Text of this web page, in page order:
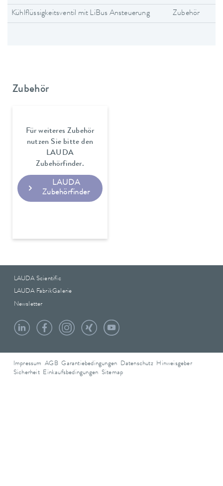
Kühlflüssigkeitsventil mit LiBus Ansteuerung Zubehör
Zubehör
Für weiteres Zubehör
nutzen Sie bitte den
LAUDA
Zubehörfinder.
LAUDA
Zubehörfinder
LAUDA Scientific
LAUDA FabrikGalerie
Newsletter
Impressum AGB Garantiebedingungen Datenschutz Hinweisgeber
Sicherheit Einkaufsbedingungen Sitemap